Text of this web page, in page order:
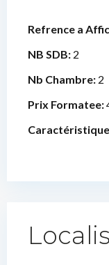
Refrence a
NB SDB: 2
Nb Chambre: 2
Prix Formatee: